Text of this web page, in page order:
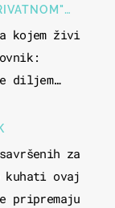
kojem živi
diljem
za
kuhati ovaj
pripremaju